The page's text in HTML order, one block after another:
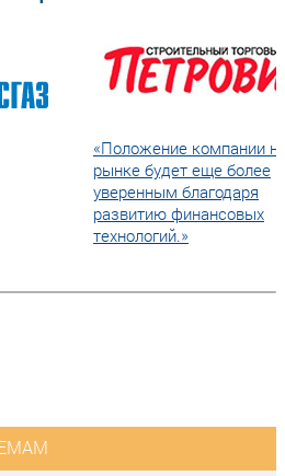
«Положение компании
рынке будет еще более
уверенным благодаря
развитию финансовых
технологий.»